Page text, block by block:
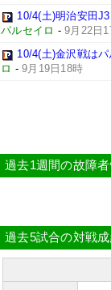
10/4(土)明治安田
パルセイロ -9月22日
10/4(土)金沢戦は
ロ -9月19日18時
過去1週間の故障
過去5試合の対戦